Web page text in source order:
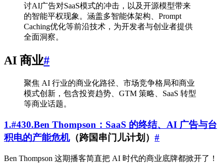
讨AI广告对SaaS模式的冲击，以及开源模型带来
的智能平权现象。涵盖多智能体架构、Prompt
Caching优化等前沿技术，为开发者与创业者提供
全面洞察。
AI 商业#
聚焦 AI 行业的商业化路径、市场竞争格局和商业
模式创新，包含投资趋势、GTM 策略、SaaS 转型
等商业话题。
1.#430.Ben Thompson：SaaS 的终结、AI 广告与台
积电的产能危机（跨国串门儿计划） #
Ben Thompson 这期播客简直把 AI 时代的商业底牌都掀开了！